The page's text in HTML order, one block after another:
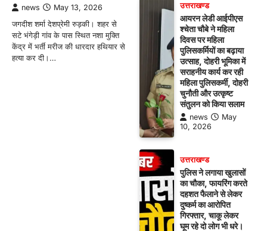
news May 13, 2026
जगदीश शर्मा देशप्रेमी रुड़की। शहर से
सटे भंगेड़ी गांव के पास स्थित नशा मुक्ति
केंद्र में भर्ती मरीज की धारदार हथियार से
हत्या कर दी।…
उत्तराखण्ड
आयरन लेडी आईपीएस
श्चेता चौबे ने महिला
दिवस पर महिला
पुलिसकर्मियों का बढ़ाया
उत्साह, दोहरी भूमिका में
सराहनीय कार्य कर रही
महिला पुलिसकर्मी, दोहरी
चुनौती और उत्कृष्ट
संतुलन को किया सलाम
news
May
10, 2026
उत्तराखण्ड
पुलिस ने लगाया खुलासों
का चौका, फायरिंग करते
दहशत फैलाने से लेकर
दुष्कर्म का आरोपित
गिरफ्तार, चाकू लेकर
घूम रहे दो लोग भी धरे।